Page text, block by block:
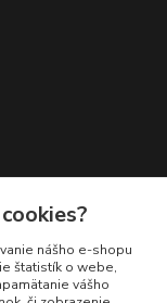
nášho e-shopu
štatistík o webe,
vášho